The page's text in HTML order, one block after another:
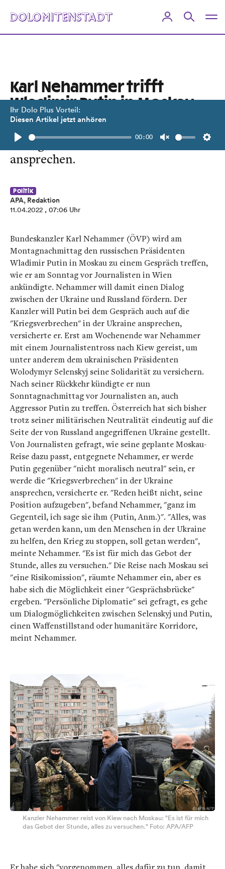
Ihr Dolo Plus Vorteil:
Diesen Artikel jetzt anhören
Play
00:00
Unmute
Karl Nehammer trifft
Wladimir Putin in Moskau
Der Bundeskanzler will
"Kriegsverbrechen" in der Ukraine
ansprechen.
Politik
APA, Redaktion
11.04.2022 , 07:06 Uhr
Bundeskanzler Karl Nehammer (ÖVP) wird am
Montagnachmittag den russischen Präsidenten
Wladimir Putin in Moskau zu einem Gespräch treffen,
wie er am Sonntag vor Journalisten in Wien
ankündigte. Nehammer will damit einen Dialog
zwischen der Ukraine und Russland fördern. Der
Kanzler will Putin bei dem Gespräch auch auf die
"Kriegsverbrechen" in der Ukraine ansprechen,
versicherte er. Erst am Wochenende war Nehammer
mit einem Journalistentross nach Kiew gereist, um
unter anderem dem ukrainischen Präsidenten
Wolodymyr Selenskyj seine Solidarität zu versichern.
Nach seiner Rückkehr kündigte er nun
Sonntagnachmittag vor Journalisten an, auch
Aggressor Putin zu treffen. Österreich hat sich bisher
trotz seiner militärischen Neutralität eindeutig auf die
Seite der von Russland angegriffenen Ukraine gestellt.
Von Journalisten gefragt, wie seine geplante Moskau-
Reise dazu passt, entgegnete Nehammer, er werde
Putin gegenüber "nicht moralisch neutral" sein, er
werde die "Kriegsverbrechen" in der Ukraine
ansprechen, versicherte er. "Reden heißt nicht, seine
Position aufzugeben", befand Nehammer, "ganz im
Gegenteil, ich sage sie ihm (Putin, Anm.)". "Alles, was
getan werden kann, um den Menschen in der Ukraine
zu helfen, den Krieg zu stoppen, soll getan werden",
meinte Nehammer. "Es ist für mich das Gebot der
Stunde, alles zu versuchen." Die Reise nach Moskau sei
"eine Risikomission", räumte Nehammer ein, aber es
habe sich die Möglichkeit einer "Gesprächsbrücke"
ergeben. "Persönliche Diplomatie" sei gefragt, es gehe
um Dialogmöglichkeiten zwischen Selenskyj und Putin,
einen Waffenstillstand oder humanitäre Korridore,
meint Nehammer.
Kanzler Nehammer reist von Kiew nach Moskau: "Es ist für mich
das Gebot der Stunde, alles zu versuchen." Foto: APA/AFP